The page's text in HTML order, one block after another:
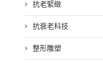
抗老緊緻
抗衰老科技
整形雕塑